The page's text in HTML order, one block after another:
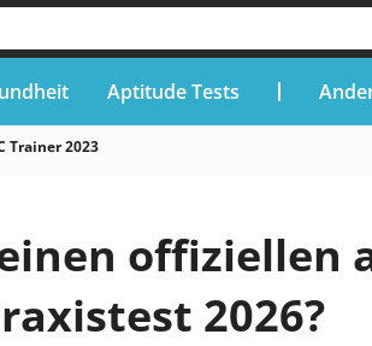
Aptitude Tests
Trainer 2023
offiziellen
2026?